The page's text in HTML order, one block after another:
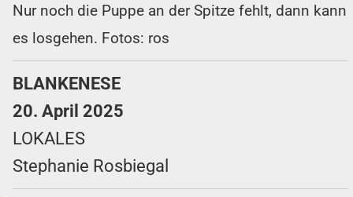
Nur noch die Puppe an der Spitze fehlt, dann kann
es losgehen. Fotos: ros
BLANKENESE
20. April 2025
LOKALES
Stephanie Rosbiegal